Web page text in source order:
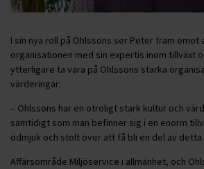
I sin nya roll på Ohlssons ser Peter fram emot
organisationen med sin expertis inom tillväxt
ytterligare ta vara på Ohlssons starka
värderingar:
– Ohlssons har en otroligt stark kultur och
samtidigt som man befinner sig i en enorm
ödmjuk och stolt över att få bli en del av detta.
Affärsområde Miljöservice i allmänhet, och